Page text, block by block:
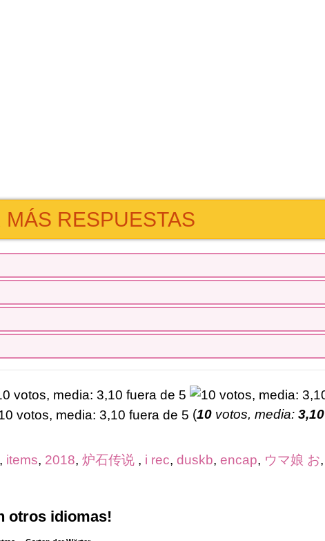
MÁS RESPUESTAS
(10 votos, media: 3,10
, items, 2018, 炉石传说 , i rec, duskb, encap, ウマ娘 お,
otros idiomas!